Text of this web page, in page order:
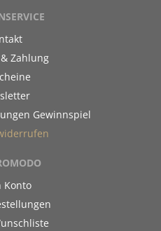
Zahlung
Gewinnspiel
Konto